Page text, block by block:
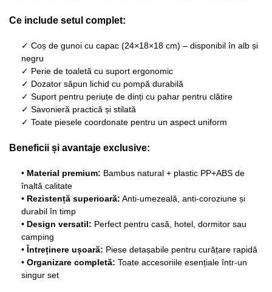
Ce include setul complet:
✓ Coș de gunoi cu capac (24×18×18 cm) – disponibil în alb și
negru
✓ Perie de toaletă cu suport ergonomic
✓ Dozator săpun lichid cu pompă durabilă
✓ Suport pentru periuțe de dinți cu pahar pentru clătire
✓ Savonieră practică și stilată
✓ Toate piesele coordonate pentru un aspect uniform
Beneficii și avantaje exclusive:
• Material premium: Bambus natural + plastic PP+ABS de
înaltă calitate
• Rezistență superioară: Anti-umezeală, anti-coroziune și
durabil în timp
• Design versatil: Perfect pentru casă, hotel, dormitor sau
camping
• Întreținere ușoară: Piese detașabile pentru curățare rapidă
• Organizare completă: Toate accesoriile esențiale într-un
singur set